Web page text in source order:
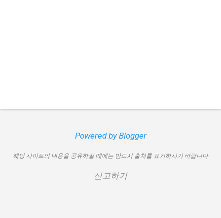
Powered by Blogger
해당 사이트의 내용을 공유하실 때에는 반드시 출처를 표기하시기 바랍니다
신고하기